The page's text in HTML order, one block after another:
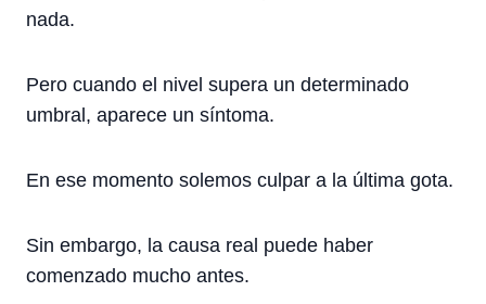
nada.
Pero cuando el nivel supera un determinado
umbral, aparece un síntoma.
En ese momento solemos culpar a la última gota.
Sin embargo, la causa real puede haber
comenzado mucho antes.